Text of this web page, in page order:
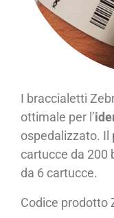
I braccialetti
ottimale per l’
ospedalizzato. Il
cartucce da 200
da 6 cartucce.
Codice prodotto